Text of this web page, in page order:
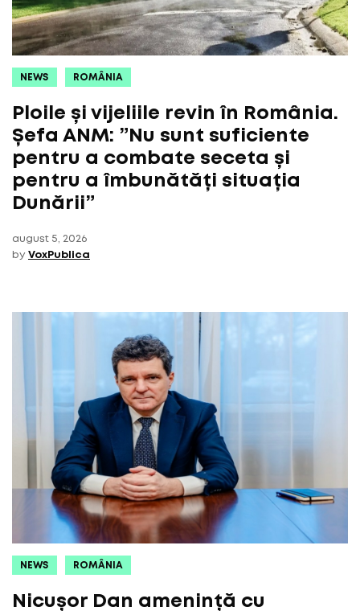
NEWS ROMÂNIA
Ploile și vijeliile revin în România.
Șefa ANM: ”Nu sunt suficiente
pentru a combate seceta și
pentru a îmbunătăți situația
Dunării”
august 5, 2026
by VoxPublica
NEWS ROMÂNIA
Nicușor Dan amenință cu